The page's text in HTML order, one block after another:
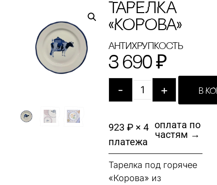
ТАРЕЛКА
«КОРОВА»
Антихрупкость
3 690 ₽
- + В
923 ₽ × 4
платежа
оплата по
частям →
Тарелка под горячее
«Корова» из